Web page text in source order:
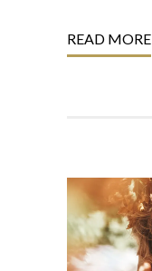
READ MORE